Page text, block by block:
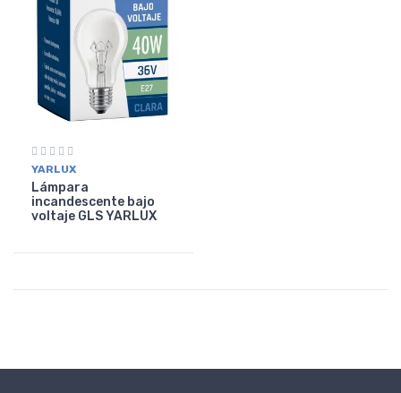
YARLUX
Lámpara
incandescente bajo
voltaje GLS YARLUX